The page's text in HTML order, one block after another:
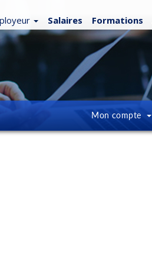
Salaires Formations
Mon compte